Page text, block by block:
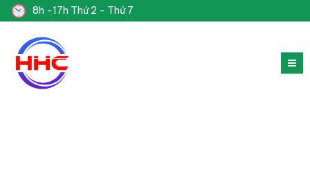
8h -17h Thứ 2 - Thứ 7